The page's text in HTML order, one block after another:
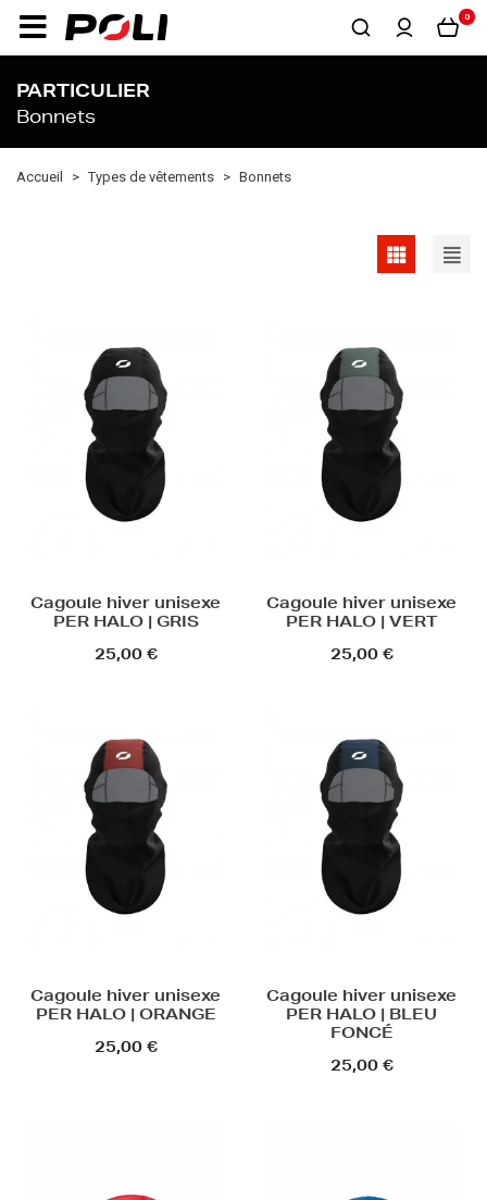
0
PARTICULIER
Bonnets
Accueil Types de vêtements Bonnets
Cagoule hiver unisexe
PER HALO | GRIS
25,00 €
Cagoule hiver unisexe
PER HALO | VERT
25,00 €
Cagoule hiver unisexe
PER HALO | ORANGE
25,00 €
Cagoule hiver unisexe
PER HALO | BLEU
FONCÉ
25,00 €